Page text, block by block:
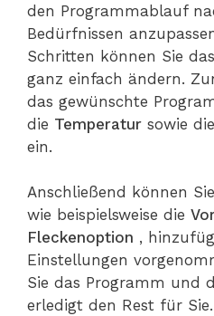
den Programmablauf
Bedürfnissen
Schritten können Sie das
ganz einfach ändern.
das gewünschte
die Temperatur sowie die
ein.
Anschließend können
wie beispielsweise die
Fleckenoption ,
Einstellungen
Sie das Programm und
erledigt den Rest für